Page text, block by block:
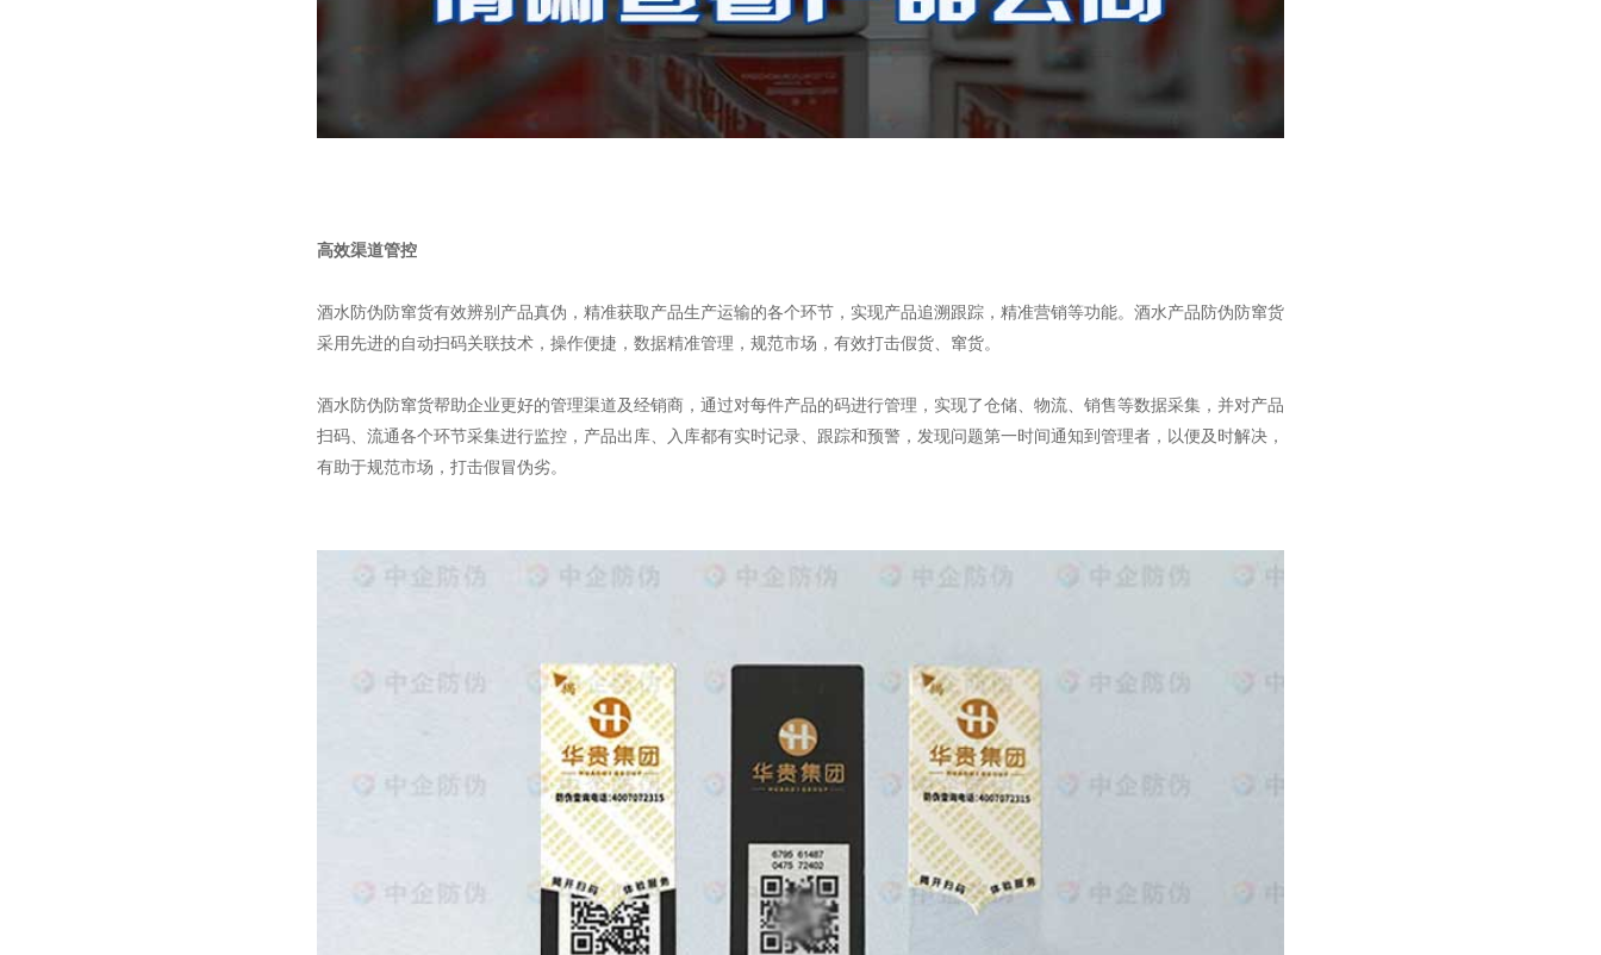
高效渠道管控
酒水防伪防窜货有效辨别产品真伪，精准获取产品生产运输的各个环节，实现产品追溯跟踪，精准营销等功能。酒水产品防伪防窜货
采用先进的自动扫码关联技术，操作便捷，数据精准管理，规范市场，有效打击假货、窜货。
酒水防伪防窜货帮助企业更好的管理渠道及经销商，通过对每件产品的码进行管理，实现了仓储、物流、销售等数据采集，并对产品
扫码、流通各个环节采集进行监控，产品出库、入库都有实时记录、跟踪和预警，发现问题第一时间通知到管理者，以便及时解决，
有助于规范市场，打击假冒伪劣。